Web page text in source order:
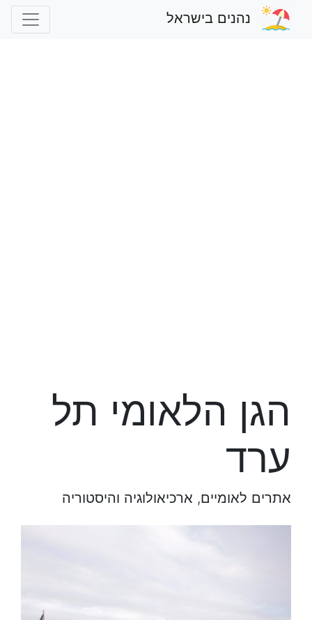
נהנים בישראל
הגן הלאומי תל
ערד
אתרים לאומיים, ארכיאולוגיה והיסטוריה